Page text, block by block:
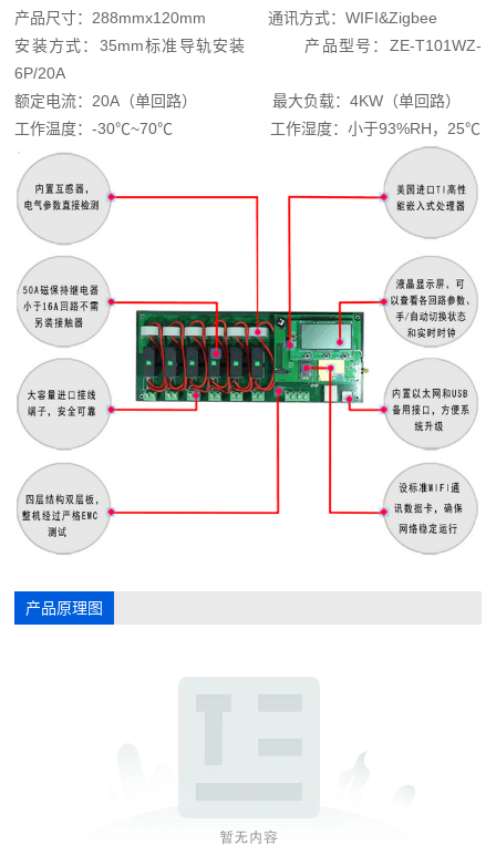
产品尺寸：288mmx120mm 通讯方式：WIFI&Zigbee
安装方式：35mm标准导轨安装 产品型号：ZE-T101WZ-
6P/20A
额定电流：20A（单回路） 最大负载：4KW（单回路）
工作温度：-30℃~70℃ 工作湿度：小于93%RH，25℃
产品原理图